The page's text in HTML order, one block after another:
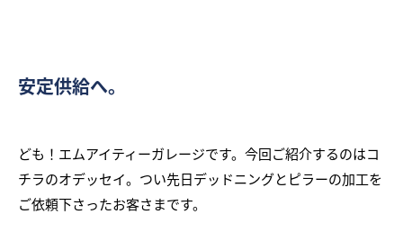
安定供給へ。
ども！エムアイティーガレージです。今回ご紹介するのはコ
チラのオデッセイ。つい先日デッドニングとピラーの加工を
ご依頼下さったお客さまです。